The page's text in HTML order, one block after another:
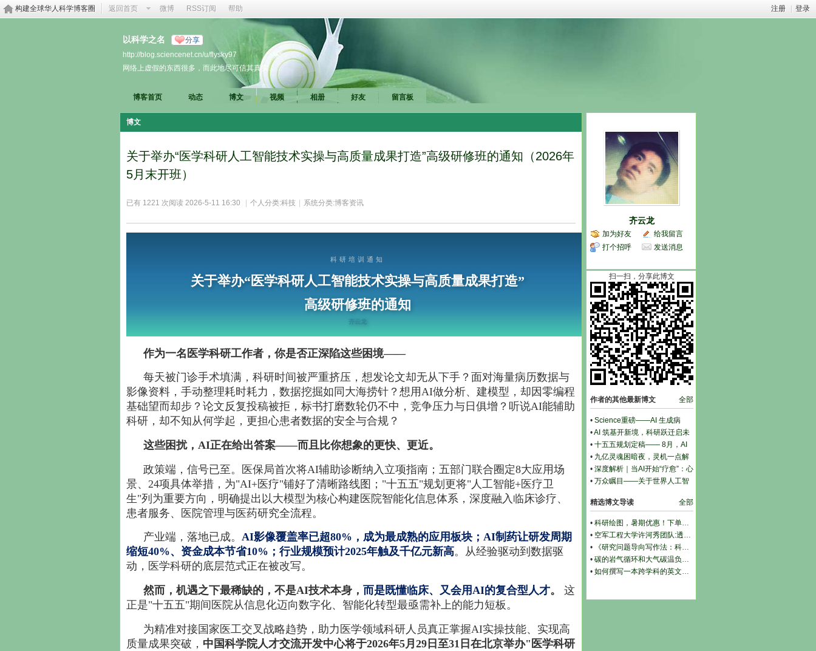
注册 登录
构建全球华人科学博客圈 返回首页 微博 RSS订阅 帮助
以科学之名 分享
http://blog.sciencenet.cn/u/flysky97
网络上虚假的东西很多，而此地尽可信其真实……
博客首页 动态 博文 视频 相册 好友 留言板
博文
关于举办“医学科研人工智能技术实操与高质量成果打造”高级研修班的通知（2026年
5月末开班）
已有 1221 次阅读 2026-5-11 16:30 个人分类:科技 系统分类:博客资讯
科研培训通知
关于举办“医学科研人工智能技术实操与高质量成果打造”
高级研修班的通知
齐云龙
作为一名医学科研工作者，你是否正深陷这些困境——
每天被门诊手术填满，科研时间被严重挤压，想发论文却无从下手？面对海量病历数据与
影像资料，手动整理耗时耗力，数据挖掘如同大海捞针？想用AI做分析、建模型，却因零编程
基础望而却步？论文反复投稿被拒，标书打磨数轮仍不中，竞争压力与日俱增？听说AI能辅助
科研，却不知从何学起，更担心患者数据的安全与合规？
这些困扰，AI正在给出答案——而且比你想象的更快、更近。
政策端，信号已至。医保局首次将AI辅助诊断纳入立项指南；五部门联合圈定8大应用场
景、24项具体举措，为"AI+医疗"铺好了清晰路线图；"十五五"规划更将"人工智能+医疗卫
生"列为重要方向，明确提出以大模型为核心构建医院智能化信息体系，深度融入临床诊疗、
患者服务、医院管理与医药研究全流程。
产业端，落地已成。 AI影像覆盖率已超80%，成为最成熟的应用板块；AI制药让研发周期
缩短40%、资金成本节省10%；行业规模预计2025年触及千亿元新高。从经验驱动到数据驱
动，医学科研的底层范式正在被改写。
然而，机遇之下最稀缺的，不是AI技术本身， 而是既懂临床、又会用AI的复合型人才。
这
正是"十五五"期间医院从信息化迈向数字化、智能化转型最亟需补上的能力短板。
为精准对接国家医工交叉战略趋势，助力医学领域科研人员真正掌握AI实操技能、实现高
质量成果突破， 中国科学院人才交流开发中心将于2026年5月29日至31日在北京举办"医学科研
齐云龙
加为好友
给我留言
打个招呼
发送消息
扫一扫，分享此博文
全部
作者的其他最新博文
• Science重磅——AI 生成病
毒：破解"抗生素末日" 的生命设
计新篇章
•AI 筑基开新境，科研跃迁启未
来——中科人才系列 AI4S 课
程，助力科学研究
• 十五五规划定稿—— 8月，AI
赋能药物研发全流程应用与工具
实操亟需落地
• 九亿灵魂困暗夜，灵机一点解
千愁——AI为什么一定要引入心
理健康领域
• 深度解析｜当AI开始“疗愈”：心
理咨询师该如何快速进化？
• 万众瞩目——关于世界人工智
些
全部
精选博文导读
• 科研绘图，暑期优惠！下单立减500元
• 空军工程大学许河秀团队:透明混沌编码超表面，解锁雷达-红外兼容隐身多尺度设计
•
《研究问题导向写作法：科研萌新首篇SCI/SSCI通关笔记》前言
• 碳的岩气循环和大气碳温负反馈调节机制
• 如何撰写一本跨学科的英文国际学术专著